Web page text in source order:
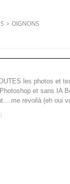
> OIGNONS
les photos et
et sans IA
revoilà (eh oui
]